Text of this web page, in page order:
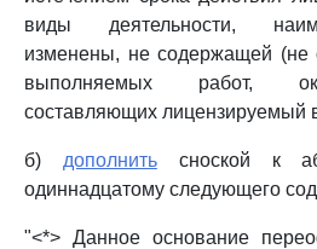
виды деятельности,
изменены, не содержащей (не
выполняемых работ,
составляющих лицензируемый
б) дополнитьсноской к
одиннадцатому следующего
"<*> Данное основание